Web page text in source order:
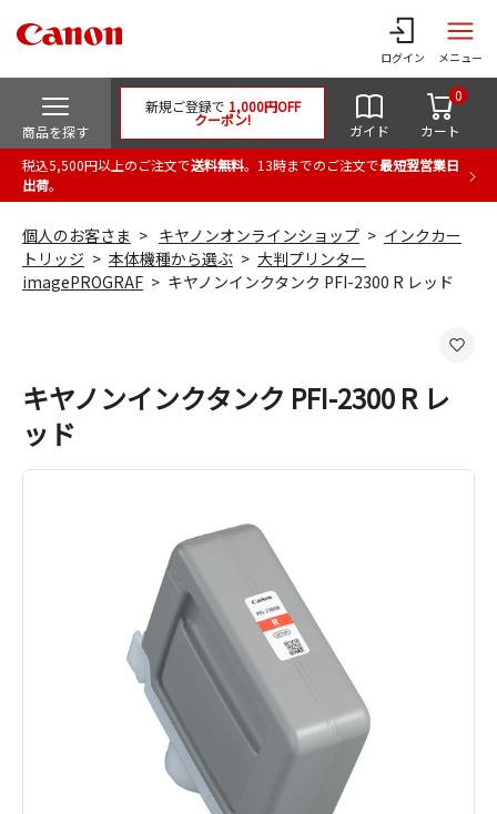
ログイン メニュー
商品を探す
新規ご登録で 1,000円OFF
クーポン!
ガイド カート
0
税込5,500円以上のご注文で送料無料。13時までのご注文で最短翌営業日
出荷。
個人のお客さま キヤノンオンラインショップ
インクカー
トリッジ
本体機種から選ぶ
大判プリンター
imagePROGRAF
キヤノンインクタンク PFI-2300 R レッド
キヤノンインクタンク PFI-2300 R レ
ッド